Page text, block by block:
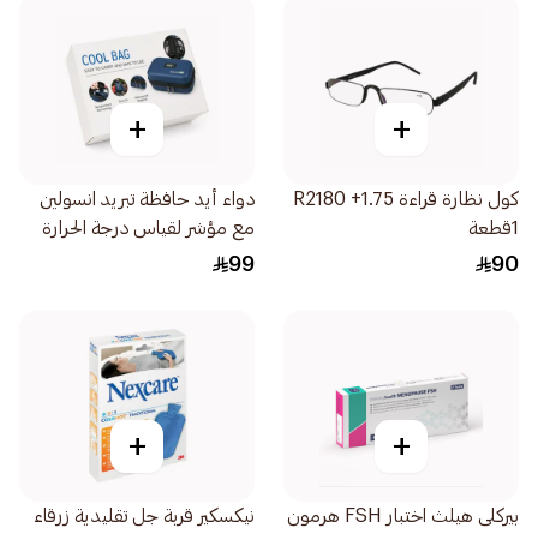
+
كول نظارة قراءة R2180 +1.75
1قطعة
90
+
دواء أيد حافظة تبريد انسولين
مع مؤشر لقياس درجة الحرارة
1قطعة
99
+
بيركلى هيلث اختبار FSH هرمون
+
نيكسكير قربة جل تقليدية زرقاء